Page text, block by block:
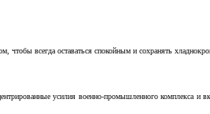
всегда оставаться спокойным и сохранять
усилия военно-промышленного комплекса